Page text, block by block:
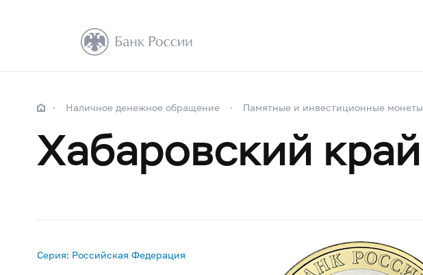
Наличное денежное обращение Памятные и инвестиционные монеты
Хабаровский край
Серия: Российская Федерация